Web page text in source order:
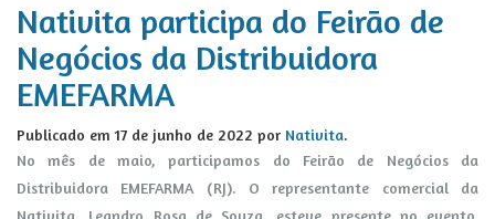
Nativita participa do Feirão de
Negócios da Distribuidora
EMEFARMA
Publicado em 17 de junho de 2022 por Nativita.
No mês de maio, participamos do Feirão de Negócios da
Distribuidora EMEFARMA (RJ). O representante comercial da
Nativita, Leandro Rosa de Souza, esteve presente no evento,